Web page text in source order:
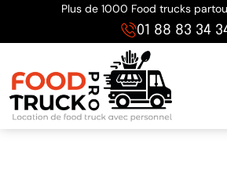
Plus de 1000 Food trucks
01 88 83 34